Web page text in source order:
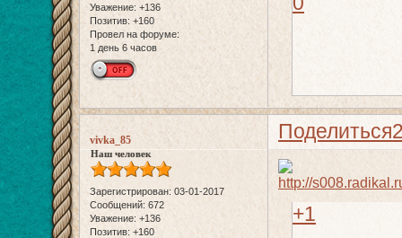
Уважение: +136
Позитив: +160
Провел на форуме:
1 день 6 часов
Поделиться
vivka_85
Наш человек
Зарегистрирован: 03-01-2017
Сообщений: 672
Уважение: +136
Позитив: +160
+1